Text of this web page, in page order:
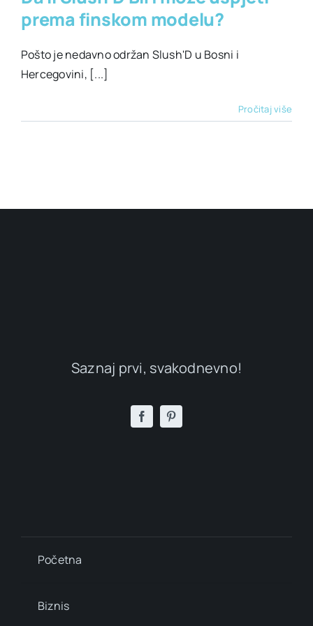
prema finskom modelu?
Pošto je nedavno održan Slush'D u Bosni i
Hercegovini, [...]
Pročitaj više
Saznaj prvi, svakodnevno!
Početna
Biznis